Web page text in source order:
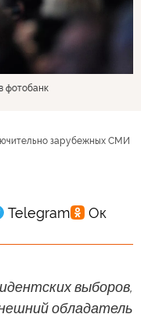
фотобанк
зарубежных СМИ
выборов,
обладатель